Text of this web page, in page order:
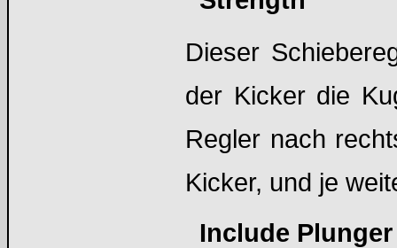
Dieser
der Kicker die
Regler nach
Kicker, und je
Include